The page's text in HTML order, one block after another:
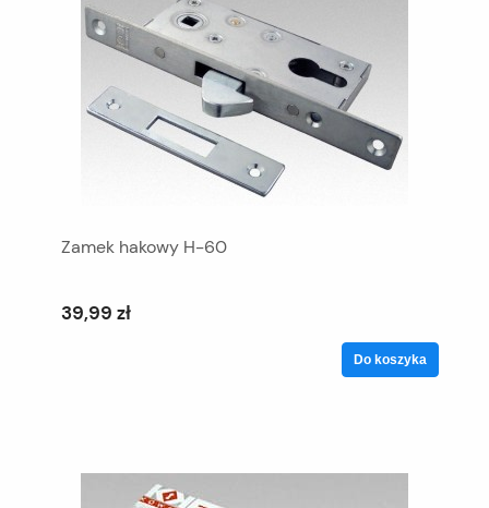
Zamek hakowy H-60
39,99 zł
Do koszyka